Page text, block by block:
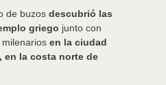
de buzos descubrió las
griego junto con
en la ciudad
en la costa norte de